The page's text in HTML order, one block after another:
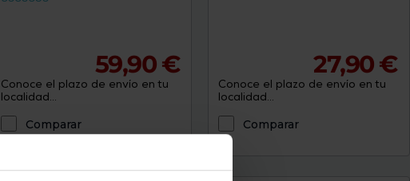
59,90 €
Conoce el plazo de envío en tu
localidad...
Comparar
27,90 €
Conoce el plazo de envío en tu
localidad...
Comparar